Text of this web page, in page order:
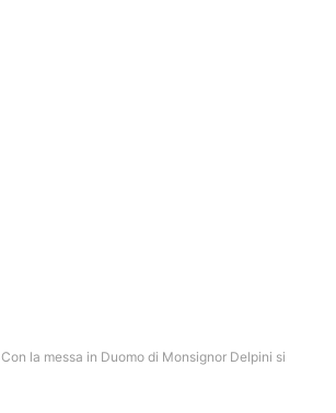
Con la messa in Duomo di Monsignor Delpini si